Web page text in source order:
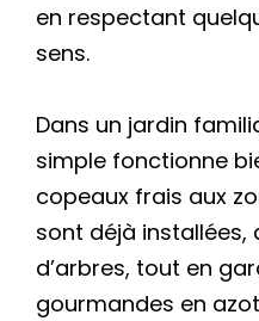
en respectant
sens.
Dans un jardin
simple fonctionne
copeaux frais aux
sont déjà installées,
d’arbres, tout en
gourmandes en